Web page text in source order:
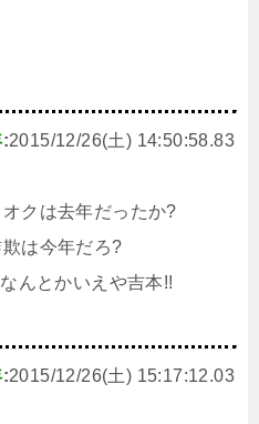
:2015/12/26(土) 14:50:58.83
クは去年だったか?
は今年だろ?
んとかいえや吉本!!
:2015/12/26(土) 15:17:12.03